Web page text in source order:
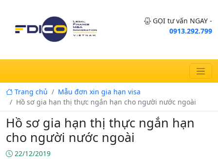
GỌI tư vấn NGAY -
0913.292.799
Trang chủ
Mẫu đơn xin gia hạn visa
Hồ sơ gia hạn thị thực ngắn hạn cho người nước ngoài
Hồ sơ gia hạn thị thực ngắn hạn
cho người nước ngoài
22/12/2019